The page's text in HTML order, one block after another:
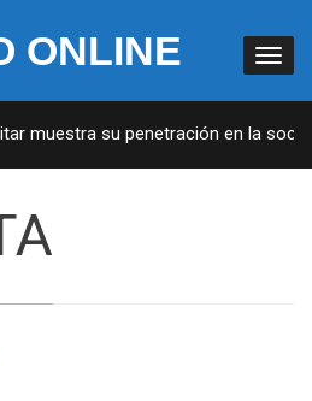
ONLINE
muestra su penetración en la